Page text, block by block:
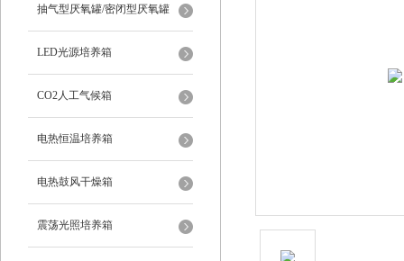
抽气型厌氧罐/密闭型厌氧罐
LED光源培养箱
CO2人工气候箱
电热恒温培养箱
电热鼓风干燥箱
震荡光照培养箱